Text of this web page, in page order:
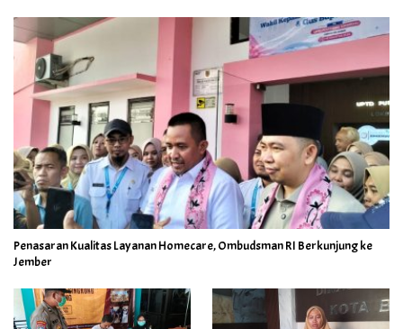
Penasaran Kualitas Layanan Homecare, Ombudsman RI Berkunjung ke
Jember